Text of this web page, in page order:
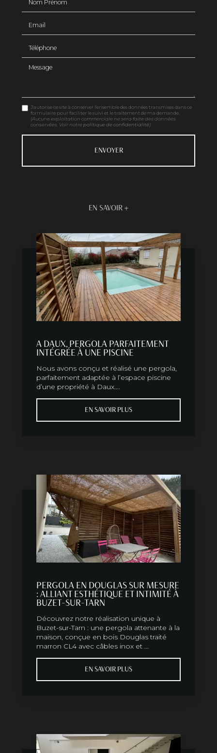
Message
J'autorise ce site à conserver l'ensemble des données transmises dans ce
formulaire pour faciliter le suivi et le traitement de ma demande.
(Aucune exploitation commerciale ne sera faite des données
conservées. Voir notre politique de confidentialité)
EN SAVOIR +
A DAUX, PERGOLA PARFAITEMENT
INTÉGRÉE À UNE PISCINE
Nous avons conçu et réalisé une pergola,
parfaitement adaptée à l’espace piscine
d’une propriété à Daux....
EN SAVOIR PLUS
PERGOLA EN DOUGLAS SUR MESURE
: ALLIANT ESTHÉTIQUE ET INTIMITÉ À
BUZET-SUR-TARN
Découvrez notre réalisation unique à
Buzet-sur-Tarn : une pergola attenante à la
maison, conçue en bois Douglas traité
marron CL4 avec câbles inox et ...
EN SAVOIR PLUS